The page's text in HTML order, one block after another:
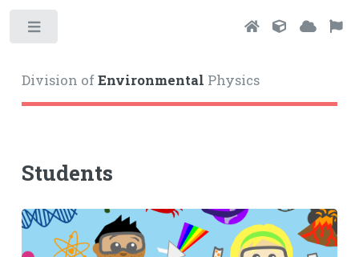
Division ofEnvironmental Physics
Students